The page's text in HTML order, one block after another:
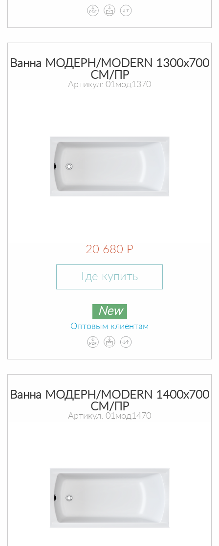
Ванна МОДЕРН/MODERN 1300х700
СМ/ПР
Артикул: 01мод1370
20 680 Р
Где купить
New
Оптовым клиентам
Ванна МОДЕРН/MODERN 1400х700
СМ/ПР
Артикул: 01мод1470